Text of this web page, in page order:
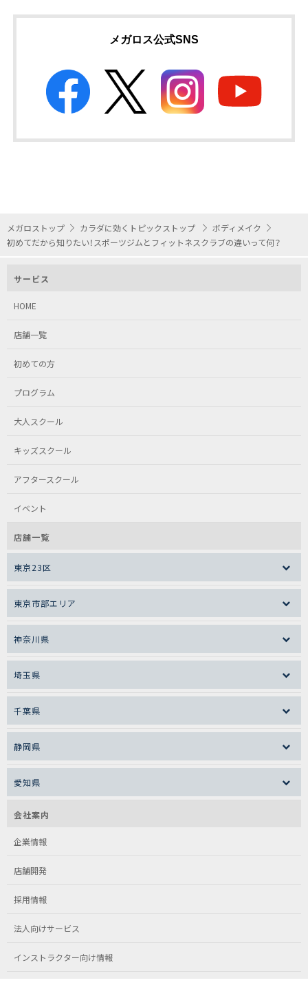
メガロス公式SNS
メガロストップ カラダに効くトピックストップ
ボディメイク
初めてだから知りたい！スポーツジムとフィットネスクラブの違いって何？
サービス
HOME
店舗一覧
初めての方
プログラム
大人スクール
キッズスクール
アフタースクール
イベント
店舗一覧
東京23区
東京市部エリア
神奈川県
埼玉県
千葉県
静岡県
愛知県
会社案内
企業情報
店舗開発
採用情報
法人向けサービス
インストラクター向け情報